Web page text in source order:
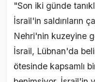
"Son iki günde
İsrail'in saldırıların
Nehri'nin kuzeyine
İsrail, Lübnan'da
ötesinde kapsamlı